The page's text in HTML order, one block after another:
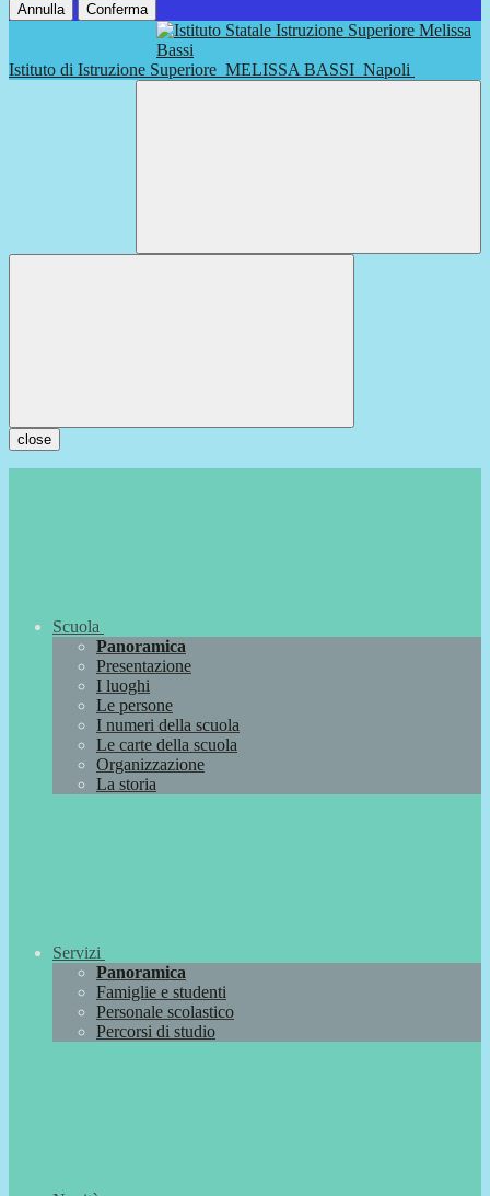
Annulla Conferma
Istituto di Istruzione Superiore MELISSA BASSI Napoli
close
Scuola
Panoramica
Presentazione
I luoghi
Le persone
I numeri della scuola
Le carte della scuola
Organizzazione
La storia
Servizi
Panoramica
Famiglie e studenti
Personale scolastico
Percorsi di studio